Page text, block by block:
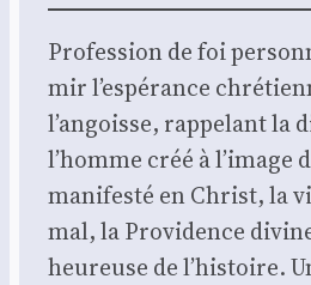
Pro­fes­sion de foi
mir l’espérance
l’angoisse, rap­pe­lant la
l’homme créé à l’image
mani­fes­té en Christ, la
mal, la Pro­vi­dence
heu­reuse de l’histoire.